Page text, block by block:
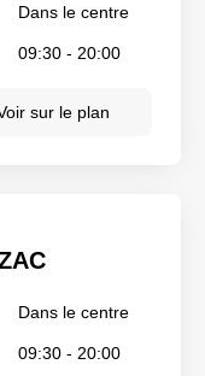
Dans le centre
09:30 - 20:00
sur le plan
Dans le centre
09:30 - 20:00